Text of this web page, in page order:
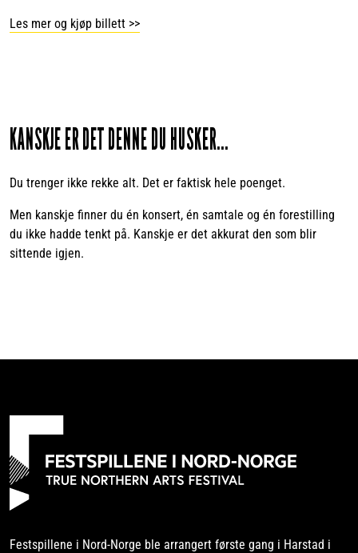
Les mer og kjøp billett >>
KANSKJE ER DET DENNE DU HUSKER...
Du trenger ikke rekke alt. Det er faktisk hele poenget.
Men kanskje finner du én konsert, én samtale og én forestilling
du ikke hadde tenkt på. Kanskje er det akkurat den som blir
sittende igjen.
Festspillene i Nord-Norge ble arrangert første gang i Harstad i